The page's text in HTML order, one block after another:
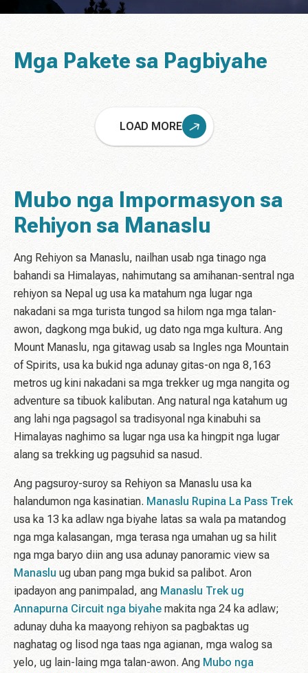
Mga Pakete sa Pagbiyahe
LOAD MORE
Mubo nga Impormasyon sa
Rehiyon sa Manaslu
Ang Rehiyon sa Manaslu, nailhan usab nga tinago nga
bahandi sa Himalayas, nahimutang sa amihanan-sentral nga
rehiyon sa Nepal ug usa ka matahum nga lugar nga
nakadani sa mga turista tungod sa hilom nga mga talan-
awon, dagkong mga bukid, ug dato nga mga kultura. Ang
Mount Manaslu, nga gitawag usab sa Ingles nga Mountain
of Spirits, usa ka bukid nga adunay gitas-on nga 8,163
metros ug kini nakadani sa mga trekker ug mga nangita og
adventure sa tibuok kalibutan. Ang natural nga katahum ug
ang lahi nga pagsagol sa tradisyonal nga kinabuhi sa
Himalayas naghimo sa lugar nga usa ka hingpit nga lugar
alang sa trekking ug pagsuhid sa nasud.
Ang pagsuroy-suroy sa Rehiyon sa Manaslu usa ka
halandumon nga kasinatian. Manaslu Rupina La Pass Trek
usa ka 13 ka adlaw nga biyahe latas sa wala pa matandog
nga mga kalasangan, mga terasa nga umahan ug sa hilit
nga mga baryo diin ang usa adunay panoramic view sa
Manaslu ug uban pang mga bukid sa palibot. Aron
ipadayon ang panimpalad, ang Manaslu Trek ug
Annapurna Circuit nga biyahe makita nga 24 ka adlaw;
adunay duha ka maayong rehiyon sa pagbaktas ug
naghatag og lisod nga taas nga agianan, mga walog sa
yelo, ug lain-laing mga talan-awon. Ang Mubo nga